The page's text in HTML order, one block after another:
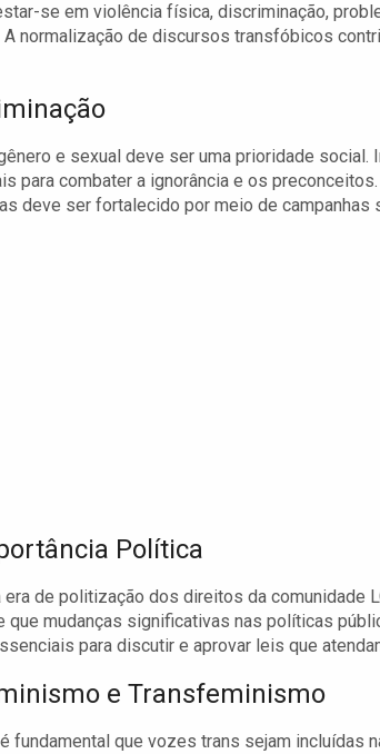
se em violência física, discriminação,
normalização de discursos transfóbicos
e sexual deve ser uma prioridade social.
para combater a ignorância e os
deve ser fortalecido por meio de
Política
era de politização dos direitos da comunidade
que mudanças significativas nas políticas
para discutir e aprovar leis que
e Transfeminismo
fundamental que vozes trans sejam incluídas